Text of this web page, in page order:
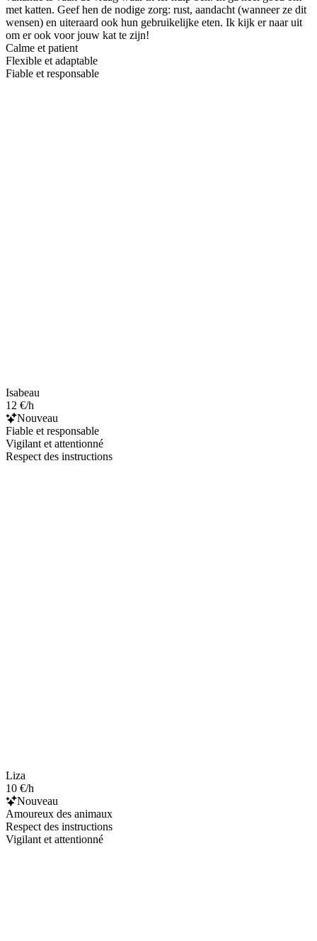
met katten. Geef hen de nodige zorg: rust, aandacht (wanneer ze dit
wensen) en uiteraard ook hun gebruikelijke eten. Ik kijk er naar uit
om er ook voor jouw kat te zijn!
Calme et patient
Flexible et adaptable
Fiable et responsable
Isabeau
12 €/h
Nouveau
Fiable et responsable
Vigilant et attentionné
Respect des instructions
Liza
10 €/h
Nouveau
Amoureux des animaux
Respect des instructions
Vigilant et attentionné